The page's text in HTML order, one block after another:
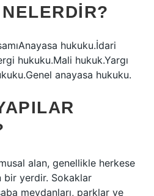
hukuku.İdari
hukuku.Mali hukuk.Yargı
anayasa hukuku.
alan, genellikle herkese
bir yerdir. Sokaklar
meydanları, parklar ve